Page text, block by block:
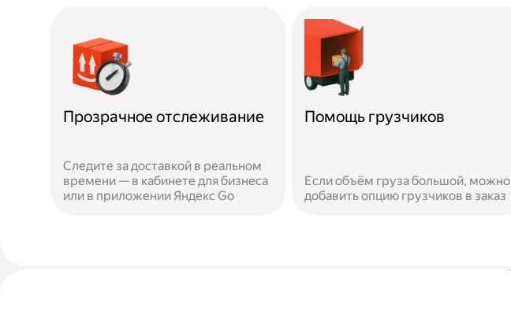
Прозрачное отслеживание
Следите за доставкой в реальном
времени — в кабинете для бизнеса
или в приложении Яндекс Go
Помощь грузчиков
Если объём груза большой, можно
добавить опцию грузчиков в заказ